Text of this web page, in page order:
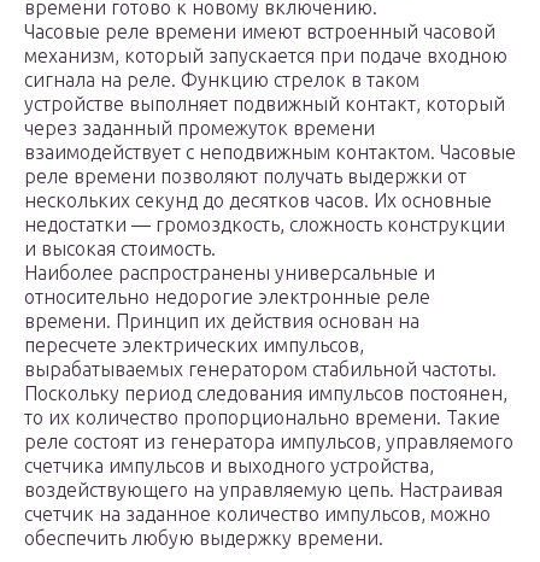
времени готово к новому включению.
Часовые реле времени имеют встроенный часовой
механизм, который запускается при подаче входною
сигнала на реле. Функцию стрелок в таком
устройстве выполняет подвижный контакт, который
через заданный промежуток времени
взаимодействует с неподвижным контактом. Часовые
реле времени позволяют получать выдержки от
нескольких секунд до десятков часов. Их основные
недостатки — громоздкость, сложность конструкции
и высокая стоимость.
Наиболее распространены универсальные и
относительно недорогие электронные реле
времени. Принцип их действия основан на
пересчете электрических импульсов,
вырабатываемых генератором стабильной частоты.
Поскольку период следования импульсов постоянен,
то их количество пропорционально времени. Такие
реле состоят из генератора импульсов, управляемого
счетчика импульсов и выходного устройства,
воздействующего на управляемую цепь. Настраивая
счетчик на заданное количество импульсов, можно
обеспечить любую выдержку времени.